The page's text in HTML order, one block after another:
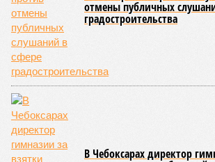
отобранных проб воды в двух случаях
1,9%) были зафиксированы отклонения по
микробиологическим показателям; также
блюдо не соответствовало
показателю калорийности.
Все лагеря перед началом работы смен
обязательную обработку территорий
грызунов и насекомых. Питание в
обеспечивают 21 оператор, причём в
них организован постоянный